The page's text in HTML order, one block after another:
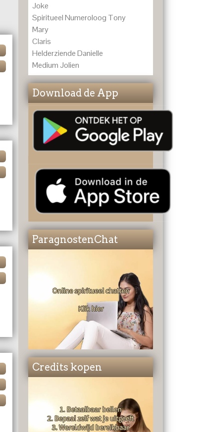
Joke
Spiritueel Numeroloog Tony
Mary
Claris
Helderziende Danielle
Medium Jolien
Download de App
ParagnostenChat
Credits kopen